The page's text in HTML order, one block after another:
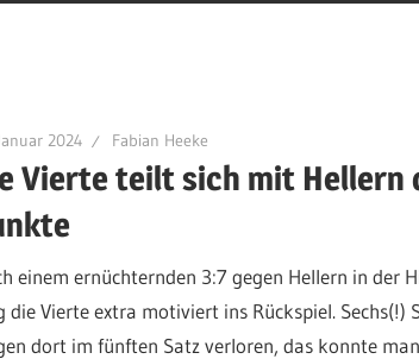
2024 Fabian Heeke
Vierte teilt sich mit Hellern
einem ernüchternden 3:7 gegen Hellern in der
die Vierte extra motiviert ins Rückspiel. Sechs(!)
dort im fünften Satz verloren, das konnte